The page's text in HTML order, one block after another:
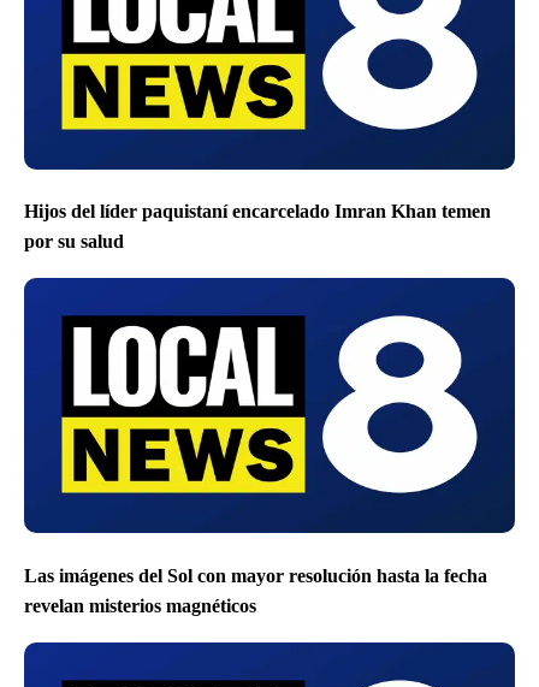
Hijos del líder paquistaní encarcelado Imran Khan temen
por su salud
Las imágenes del Sol con mayor resolución hasta la fecha
revelan misterios magnéticos